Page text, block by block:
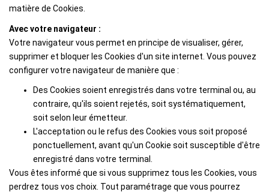
matière de Cookies.
Avec votre navigateur :
Votre navigateur vous permet en principe de visualiser, gérer,
supprimer et bloquer les Cookies d'un site internet. Vous pouvez
configurer votre navigateur de manière que :
Des Cookies soient enregistrés dans votre terminal ou, au
contraire, qu'ils soient rejetés, soit systématiquement,
soit selon leur émetteur.
L'acceptation ou le refus des Cookies vous soit proposé
ponctuellement, avant qu'un Cookie soit susceptible d'être
enregistré dans votre terminal.
Vous êtes informé que si vous supprimez tous les Cookies, vous
perdrez tous vos choix. Tout paramétrage que vous pourrez